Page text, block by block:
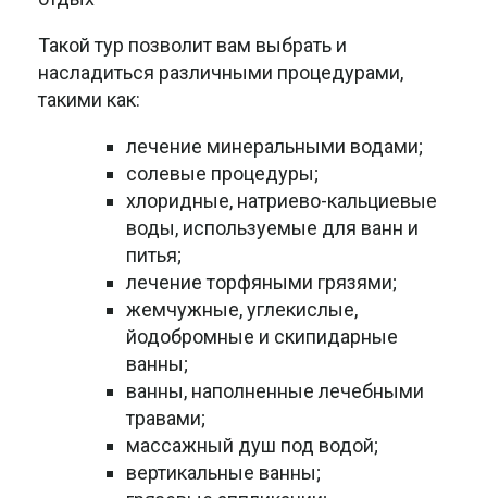
Такой тур позволит вам выбрать и
насладиться различными процедурами,
такими как:
лечение минеральными водами;
солевые процедуры;
хлоридные, натриево-кальциевые
воды, используемые для ванн и
питья;
лечение торфяными грязями;
жемчужные, углекислые,
йодобромные и скипидарные
ванны;
ванны, наполненные лечебными
травами;
массажный душ под водой;
вертикальные ванны;